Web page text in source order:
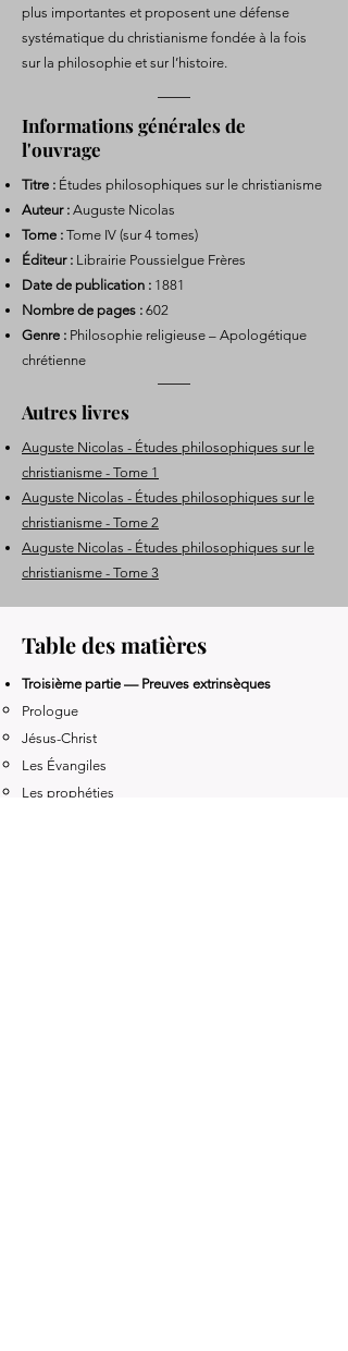
plus importantes et proposent une défense
systématique du christianisme fondée à la fois
sur la philosophie et sur l’histoire.
Informations générales de
l'ouvrage
Titre : Études philosophiques sur le christianisme
Auteur : Auguste Nicolas
Tome : Tome IV (sur 4 tomes)
Éditeur : Librairie Poussielgue Frères
Date de publication : 1881
Nombre de pages : 602
Genre : Philosophie religieuse – Apologétique
chrétienne
Autres livres
Auguste Nicolas - Études philosophiques sur le
christianisme - Tome 1
Auguste Nicolas - Études philosophiques sur le
christianisme - Tome 2
Auguste Nicolas - Études philosophiques sur le
christianisme - Tome 3
Table des matières
Troisième partie — Preuves extrinsèques
Prologue
Jésus-Christ
Les Évangiles
Les prophéties